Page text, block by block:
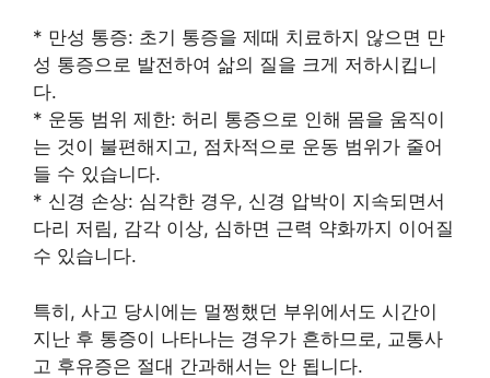
* 만성 통증: 초기 통증을 제때 치료하지 않으면 만
성 통증으로 발전하여 삶의 질을 크게 저하시킵니
다.
* 운동 범위 제한: 허리 통증으로 인해 몸을 움직이
는 것이 불편해지고, 점차적으로 운동 범위가 줄어
들 수 있습니다.
* 신경 손상: 심각한 경우, 신경 압박이 지속되면서
다리 저림, 감각 이상, 심하면 근력 약화까지 이어질
수 있습니다.
특히, 사고 당시에는 멀쩡했던 부위에서도 시간이
지난 후 통증이 나타나는 경우가 흔하므로, 교통사
고 후유증은 절대 간과해서는 안 됩니다.